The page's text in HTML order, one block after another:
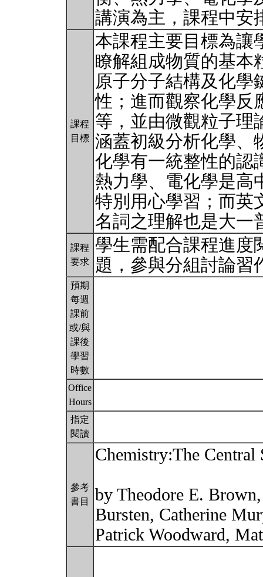
講演為主，課程中
課程
目標
本課程主要目標為讓
瞭解組成物質的基本
原子分子結構及化學
性；進而觀察化學反
等，並由微觀粒子理
涵蓋初級分析化學、
化學有一統整性的認
熱力學、電化學是高
特別用心學習；而英
名詞之理解也是大
課程
要求
學生需配合課程進度
題，參與分組討論
預期
每週
課前
或/與
課後
學習
時數
Office
Hours
指定
閱讀
參考
書目
Chemistry:The
by Theodore E.
Bursten, Catherine
Patrick Woodward,